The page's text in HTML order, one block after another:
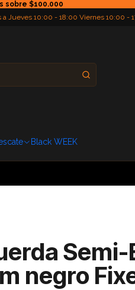
sobre $100.000
a Jueves 10:00 - 18:00 Viernes 10:00 -
Black WEEK
Semi-
negro